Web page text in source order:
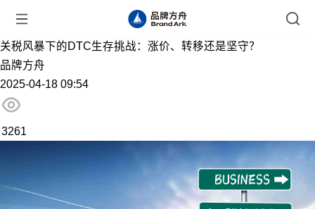
关税风暴下的DTC生存挑战：涨价、转移还是坚守？
品牌方舟
2025-04-18 09:54
3261